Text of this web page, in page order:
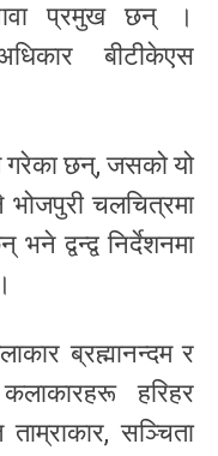
प्रमुख छन् ।
बीटीकेएस
गरेका छन्, जसको यो
भोजपुरी चलचित्रमा
द्वन्द्व निर्देशनमा
ब्रह्मानन्दम र
हरिहर
ताम्राकार, सञ्चिता